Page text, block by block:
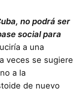
no podrá ser
social para
a una
veces se sugiere
a la
de nuevo